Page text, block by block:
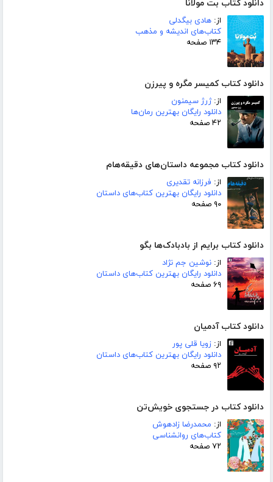
دانلود کتاب بت مولانا
از: هادی بیگدلی
کتاب‌های اندیشه و مذهب
۱۳۴ صفحه
دانلود کتاب کمیسر مگره و پیرزن
از:ژرژ سیمنون
دانلود رایگان بهترین رمان‌ها
۴۲ صفحه
دانلود کتاب مجموعه داستان‌های دقیقه‌هام
از: فرزانه تقدیری
دانلود رایگان بهترین کتاب‌های داستان
۹۰ صفحه
دانلود کتاب برایم از بادبادک‌ها بگو
از: نوشین جم نژاد
دانلود رایگان بهترین کتاب‌های داستان
۶۹ صفحه
دانلود کتاب آدمیان
از: زویا قلی پور
دانلود رایگان بهترین کتاب‌های داستان
۹۲ صفحه
دانلود کتاب در جستجوی خویش‌تن
از: محمدرضا زادهوش
کتاب‌های روانشناسی
۷۲ صفحه